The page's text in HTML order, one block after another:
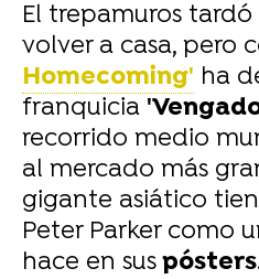
El trepamuros
volver a casa, pero
Homecoming' ha
franquicia
recorrido medio
al mercado más
gigante asiático
Peter Parker como
hace en suspósters